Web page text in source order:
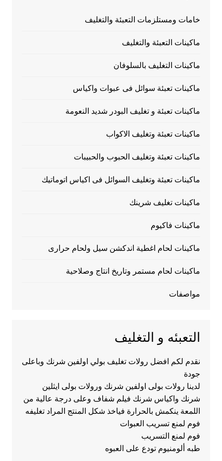
خامات ومستلزمات التعبئة والتغليف
ماكينات التعبئة والتغليف
ماكينات التغليف بالسلوفان
ماكينات تعبئة سوائل فى عبوات واكياس
ماكينات تعبئة و تغليف البودر شديد النعومة
ماكينات تعبئة وتغليف الاكواب
ماكينات تعبئة وتغليف الحبوب والحبيبات
ماكينات تعبئة وتغليف السوائل فى اكياس اتوماتيك
ماكينات تغليف شرينك
ماكينات فاكيوم
ماكينات لحام اغطية اندكشن سيل ولحام حرارى
ماكينات لحام مستمر وتاريخ انتاج وصلاحية
مواصفات
التعبئه و التغليف
نقدم لكم افضل رولات تغليف بولي اولفين شرنك وباعلى
جودة
لدينا رولات بولى اولفين شرنك ورولات بولى ايثلين
شرنك واكياس شرنك فيلم شفاف وعلى درجة عالية من
اللمعة ينكمش بالحرارة فياخذ شكل المنتج المراد تغليفه
فوم لمنع تسريب العبوات
فوم لمنع التسريب
طبه ألومنيوم تودع على العبوه